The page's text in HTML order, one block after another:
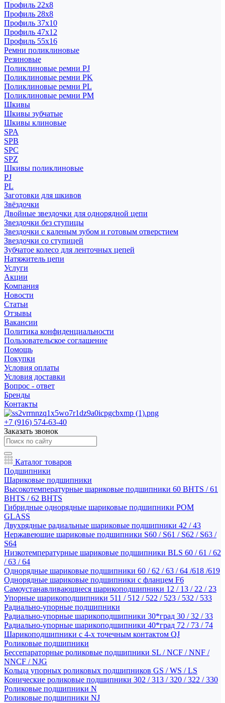
Профиль 22x8
Профиль 28x8
Профиль 37x10
Профиль 47x12
Профиль 55x16
Ремни поликлиновые
Резиновые
Поликлиновые ремни PJ
Поликлиновые ремни PK
Поликлиновые ремни PL
Поликлиновые ремни PM
Шкивы
Шкивы зубчатые
Шкивы клиновые
SPA
SPB
SPC
SPZ
Шкивы поликлиновые
PJ
PL
Заготовки для шкивов
Звёздочки
Двойные звездочки для однорядной цепи
Звездочки без ступицы
Звездочки с каленым зубом и готовым отверстием
Звездочки со ступицей
Зубчатое колесо для ленточных цепей
Натяжитель цепи
Услуги
Акции
Компания
Новости
Статьи
Отзывы
Вакансии
Политика конфиденциальности
Пользовательское соглашение
Помощь
Покупки
Условия оплаты
Условия доставки
Вопрос - ответ
Бренды
Контакты
+7 (916) 574-63-40
Заказать звонок
Каталог товаров
Подшипники
Шариковые подшипники
Высокотемпературные шариковые подшипники 60 BHTS / 61
BHTS / 62 BHTS
Гибридные однорядные шариковые подшипники POM
GLASS
Двухрядные радиальные шариковые подшипники 42 / 43
Нержавеющие шариковые подшипники S60 / S61 / S62 / S63 /
S64
Низкотемпературные шариковые подшипники BLS 60 / 61 / 62
/ 63 / 64
Однорядные шариковые подшипники 60 / 62 / 63 / 64 /618 /619
Однорядные шариковые подшипники с фланцем F6
Самоустанавливающиеся шарикоподшипники 12 / 13 / 22 / 23
Упорные шарикоподшипники 511 / 512 / 522 / 523 / 532 / 533
Радиально-упорные подшипники
Радиально-упорные шарикоподшипники 30*град 30 / 32 / 33
Радиально-упорные шарикоподшипники 40*град 72 / 73 / 74
Шарикоподшипники с 4-х точечным контактом QJ
Роликовые подшипники
Бессепараторные роликовые подшипники SL / NCF / NNF /
NNCF / NJG
Кольца упорных роликовых подшипников GS / WS / LS
Конические роликовые подшипники 302 / 313 / 320 / 322 / 330
Роликовые подшипники N
Роликовые подшипники NJ